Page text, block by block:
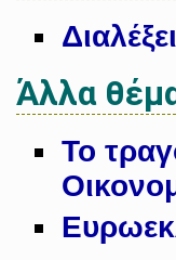
Άλλα
Το